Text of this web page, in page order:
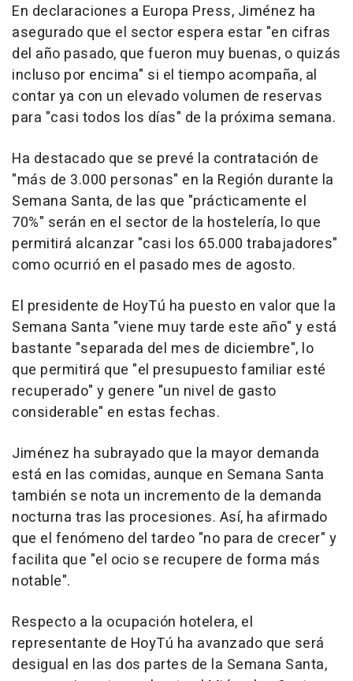
En declaraciones a Europa Press, Jiménez ha
asegurado que el sector espera estar "en cifras
del año pasado, que fueron muy buenas, o quizás
incluso por encima" si el tiempo acompaña, al
contar ya con un elevado volumen de reservas
para "casi todos los días" de la próxima semana.
Ha destacado que se prevé la contratación de
"más de 3.000 personas" en la Región durante la
Semana Santa, de las que "prácticamente el
70%" serán en el sector de la hostelería, lo que
permitirá alcanzar "casi los 65.000 trabajadores"
como ocurrió en el pasado mes de agosto.
El presidente de HoyTú ha puesto en valor que la
Semana Santa "viene muy tarde este año" y está
bastante "separada del mes de diciembre", lo
que permitirá que "el presupuesto familiar esté
recuperado" y genere "un nivel de gasto
considerable" en estas fechas.
Jiménez ha subrayado que la mayor demanda
está en las comidas, aunque en Semana Santa
también se nota un incremento de la demanda
nocturna tras las procesiones. Así, ha afirmado
que el fenómeno del tardeo "no para de crecer" y
facilita que "el ocio se recupere de forma más
notable".
Respecto a la ocupación hotelera, el
representante de HoyTú ha avanzado que será
desigual en las dos partes de la Semana Santa,